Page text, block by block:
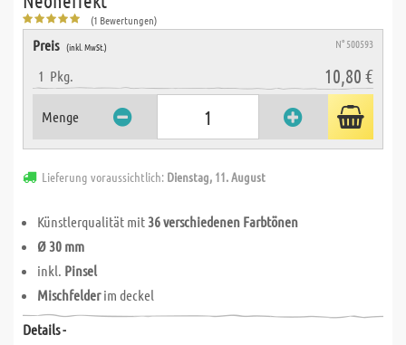
(1 Bewertungen)
Preis (inkl. MwSt.) N° 500593
1 Pkg. 10,80 €
Menge
Lieferung voraussichtlich: Dienstag, 11. August
Künstlerqualität mit 36 verschiedenen Farbtönen
Ø 30 mm
inkl. Pinsel
Mischfelderim deckel
Details -